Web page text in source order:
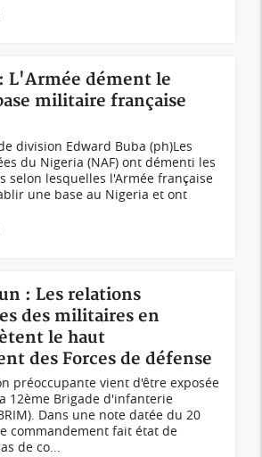
L'Armée dément le
militaire française
division Edward Buba (ph)Les
du Nigeria (NAF) ont démenti les
selon lesquelles l'Armée française
une base au Nigeria et ont
: Les relations
des militaires en
le haut
des Forces de défense
préoccupante vient d'être exposée
12ème Brigade d'infanterie
Dans une note datée du 20
commandement fait état de
de co...